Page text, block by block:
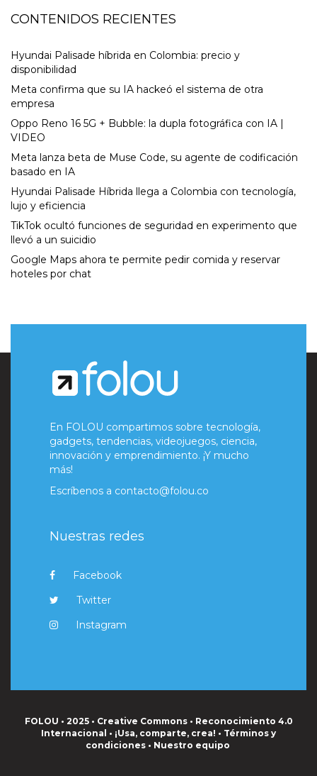
CONTENIDOS RECIENTES
Hyundai Palisade híbrida en Colombia: precio y
disponibilidad
Meta confirma que su IA hackeó el sistema de otra
empresa
Oppo Reno 16 5G + Bubble: la dupla fotográfica con IA |
VIDEO
Meta lanza beta de Muse Code, su agente de codificación
basado en IA
Hyundai Palisade Híbrida llega a Colombia con tecnología,
lujo y eficiencia
TikTok ocultó funciones de seguridad en experimento que
llevó a un suicidio
Google Maps ahora te permite pedir comida y reservar
hoteles por chat
En FOLOU compartimos sobre tecnología,
gadgets, tendencias, videojuegos, ciencia,
innovación y emprendimiento. ¡Y mucho
más!
Escríbenos a contacto@folou.co
Nuestras redes
Facebook
Twitter
Instagram
FOLOU • 2025 • Creative Commons • Reconocimiento 4.0
Internacional • ¡Usa, comparte, crea! • Términos y
condiciones• Nuestro equipo